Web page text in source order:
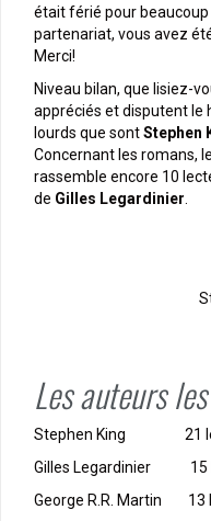
était férié pour beaucoup
partenariat, vous avez
Merci!
Niveau bilan, que lisiez-
appréciés et disputent le
lourds que sontStephen
Concernant les romans,
rassemble encore 10
de Gilles Legardinier
Les auteurs
Stephen King 21
Gilles Legardinier 15
George R.R. Martin 13